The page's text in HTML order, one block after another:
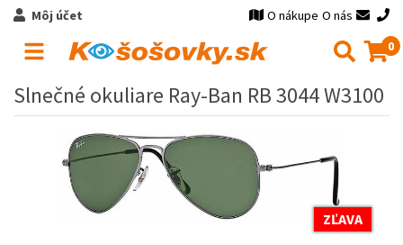
Môj účet O nákupe O nás
0
Slnečné okuliare Ray-Ban RB 3044 W3100
ZĽAVA